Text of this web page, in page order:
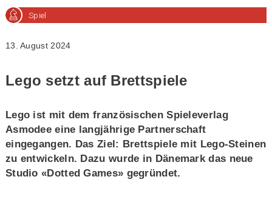
Spiel
13. August 2024
Lego setzt auf Brettspiele
Lego ist mit dem französischen Spieleverlag
Asmodee eine langjährige Partnerschaft
eingegangen. Das Ziel: Brettspiele mit Lego-Steinen
zu entwickeln. Dazu wurde in Dänemark das neue
Studio «Dotted Games» gegründet.